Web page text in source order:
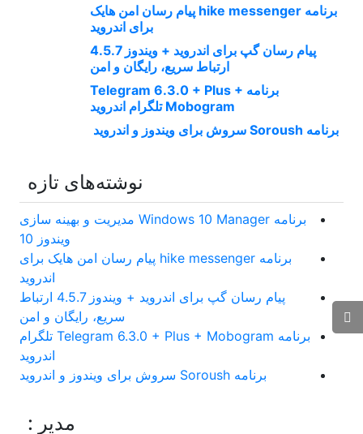
برنامه hike messenger پیام‌ رسان‌ امن هایک
برای اندروید
پیام رسان گپ برای اندروید + ویندوز 4.5.7
ارتباط سریع، رایگان و امن
برنامه Telegram 6.3.0 + Plus +
Mobogram تلگرام اندروید
برنامه Soroush سروش برای ویندوز و اندروید
نوشته‌های تازه
برنامه Windows 10 Manager مدیریت و بهینه سازی
ویندوز 10
برنامه hike messenger پیام‌ رسان‌ امن هایک برای
اندروید
پیام رسان گپ برای اندروید + ویندوز 4.5.7 ارتباط
سریع، رایگان و امن
برنامه Telegram 6.3.0 + Plus + Mobogram تلگرام
اندروید
برنامه Soroush سروش برای ویندوز و اندروید
مدیر :